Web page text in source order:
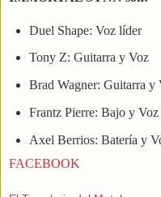
Duel Shape: Voz líder
Tony Z: Guitarra y Voz
Brad Wagner: Guitarra y
Frantz Pierre: Bajo y Voz
Axel Berrios: Batería y
FACEBOOK